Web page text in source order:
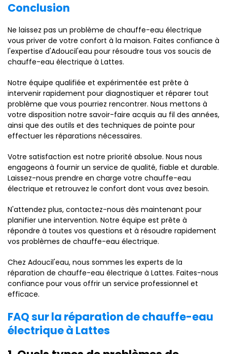
Conclusion
Ne laissez pas un problème de chauffe-eau électrique
vous priver de votre confort à la maison. Faites confiance à
l'expertise d'Adoucil'eau pour résoudre tous vos soucis de
chauffe-eau électrique à Lattes.
Notre équipe qualifiée et expérimentée est prête à
intervenir rapidement pour diagnostiquer et réparer tout
problème que vous pourriez rencontrer. Nous mettons à
votre disposition notre savoir-faire acquis au fil des années,
ainsi que des outils et des techniques de pointe pour
effectuer les réparations nécessaires.
Votre satisfaction est notre priorité absolue. Nous nous
engageons à fournir un service de qualité, fiable et durable.
Laissez-nous prendre en charge votre chauffe-eau
électrique et retrouvez le confort dont vous avez besoin.
N'attendez plus, contactez-nous dès maintenant pour
planifier une intervention. Notre équipe est prête à
répondre à toutes vos questions et à résoudre rapidement
vos problèmes de chauffe-eau électrique.
Chez Adoucil'eau, nous sommes les experts de la
réparation de chauffe-eau électrique à Lattes. Faites-nous
confiance pour vous offrir un service professionnel et
efficace.
FAQ sur la réparation de chauffe-eau
électrique à Lattes